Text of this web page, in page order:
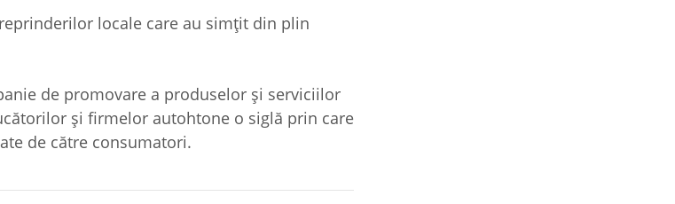
locale care au simțit din plin
de promovare a produselor și serviciilor
și firmelor autohtone o siglă prin care
de către consumatori.